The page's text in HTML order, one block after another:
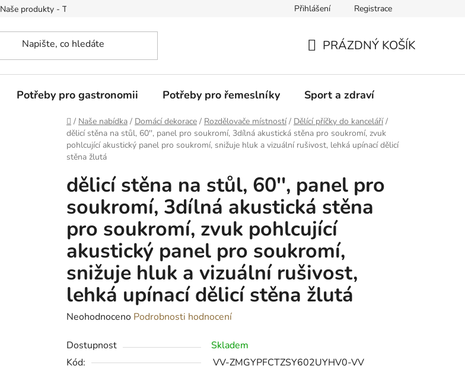
Naše produkty - Tipy a triky Přihlášení Registrace
KOŠÍK
PRÁZDNÝ KOŠÍK
Potřeby pro gastronomii Potřeby pro řemeslníky Sport a zdraví
Domů
/ Naše nabídka / Domácí dekorace / Rozdělovače místností / Dělící příčky do kanceláří /
dělicí stěna na stůl, 60'', panel pro soukromí, 3dílná akustická stěna pro soukromí, zvuk
pohlcující akustický panel pro soukromí, snižuje hluk a vizuální rušivost, lehká upínací dělicí
stěna žlutá
dělicí stěna na stůl, 60'', panel pro
soukromí, 3dílná akustická stěna
pro soukromí, zvuk pohlcující
akustický panel pro soukromí,
snižuje hluk a vizuální rušivost,
lehká upínací dělicí stěna žlutá
Průměrné
produktu
je
Neohodnoceno Podrobnosti hodnocení
Dostupnost
Skladem
Kód:
VV-ZMGYPFCTZSY602UYHV0-VV